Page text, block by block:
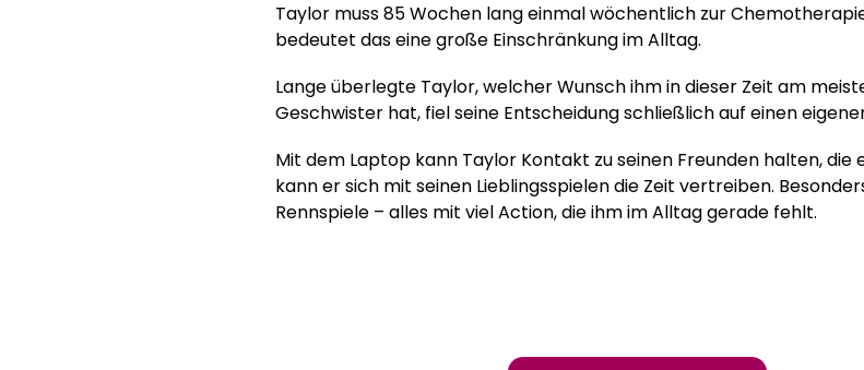
Taylor muss 85 Wochen lang einmal wöchentlich zur
bedeutet das eine große Einschränkung im Alltag.
Lange überlegte Taylor, welcher Wunsch ihm in dieser Zeit am
Geschwister hat, fiel seine Entscheidung schließlich auf einen
Mit dem Laptop kann Taylor Kontakt zu seinen Freunden halten,
kann er sich mit seinen Lieblingsspielen die Zeit vertreiben.
Rennspiele – alles mit viel Action, die ihm im Alltag gerade fehlt.